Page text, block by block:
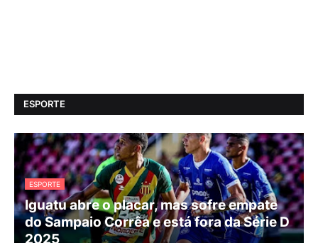
ESPORTE
ESPORTE
Iguatu abre o placar, mas sofre empate
do Sampaio Corrêa e está fora da Série D
2025